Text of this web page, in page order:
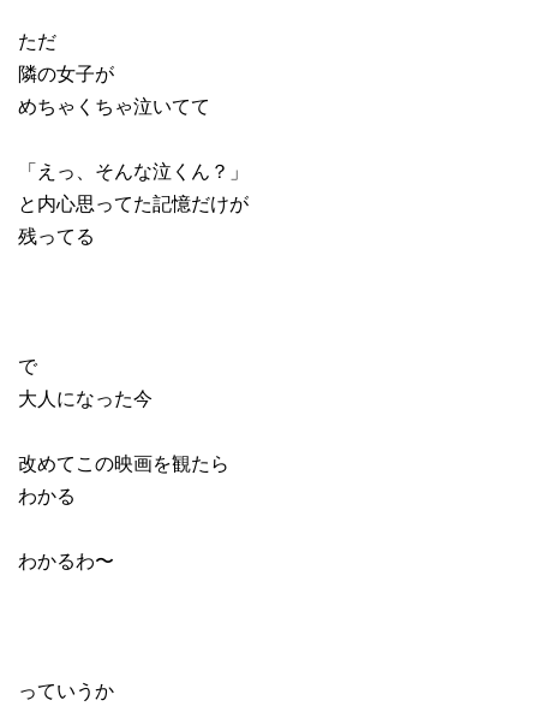
ただ
隣の女子が
めちゃくちゃ泣いてて
「えっ、そんな泣くん？」
と内心思ってた記憶だけが
残ってる
で
大人になった今
改めてこの映画を観たら
わかる
わかるわ〜
っていうか